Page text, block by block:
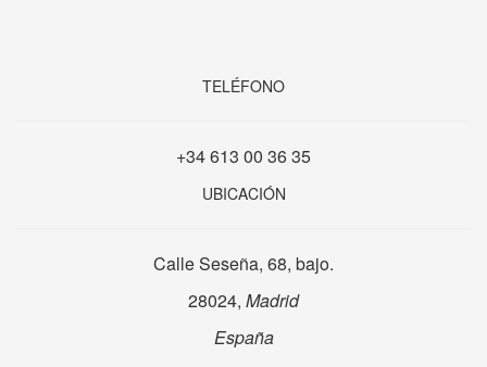
TELÉFONO
+34 613 00 36 35
UBICACIÓN
Calle Seseña, 68, bajo.
28024, Madrid
España